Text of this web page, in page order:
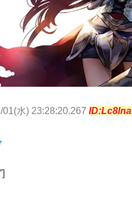
01(水) 23:28:20.267